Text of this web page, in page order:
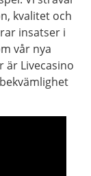
kvalitet och
insatser i
vår nya
är Livecasino